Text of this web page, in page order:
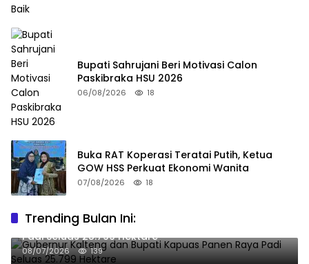
Bupati Sahrujani Beri Motivasi Calon
Paskibraka HSU 2026
06/08/2026 18
Buka RAT Koperasi Teratai Putih, Ketua
GOW HSS Perkuat Ekonomi Wanita
07/08/2026 18
Trending Bulan Ini:
Gubernur Kalteng dan Bupati Kapuas Panen Raya
Padi Seluas 25.799 Hektare
08/07/2026 139